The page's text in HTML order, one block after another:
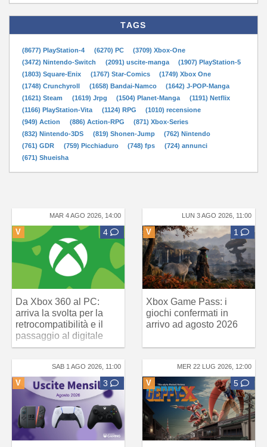
TAGS
(8677) PlayStation-4 (6270) PC
(3709) Xbox-One
(3472) Nintendo-Switch
(2091) uscite-manga
(1907) PlayStation-5
(1803) Square-Enix
(1767) Star-Comics
(1749) Xbox One
(1748) Crunchyroll
(1658) Bandai-Namco
(1642) J-POP-Manga
(1621) Steam
(1619) Jrpg (1504) Planet-Manga
(1191) Netflix
(1166) PlayStation-Vita
(1124) RPG
(1010) recensione
(949) Action
(886) Action-RPG
(871) Xbox-Series
(832) Nintendo-3DS
(819) Shonen-Jump
(762) Nintendo
(761) GDR
(759) Picchiaduro (748) fps
(724) annunci
(671) Shueisha
MAR 4 AGO 2026, 14:00
V 4
Da Xbox 360 al PC:
arriva la svolta per la
retrocompatibilità e il
passaggio al digitale
LUN 3 AGO 2026, 11:00
V 1
Xbox Game Pass: i
giochi confermati in
arrivo ad agosto 2026
SAB 1 AGO 2026, 11:00
V 3
MER 22 LUG 2026, 12:00
V 5